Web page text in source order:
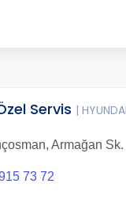
Servis | HYUNDAI
Armağan
73 72